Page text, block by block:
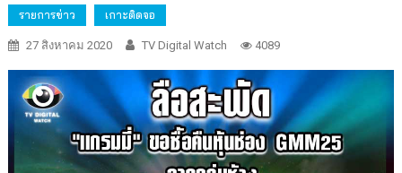
รายการข่าว เกาะติดจอ
27 สิงหาคม 2020 TV Digital Watch 4089